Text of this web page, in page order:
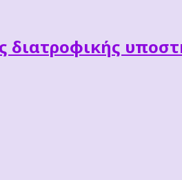
διατροφικής